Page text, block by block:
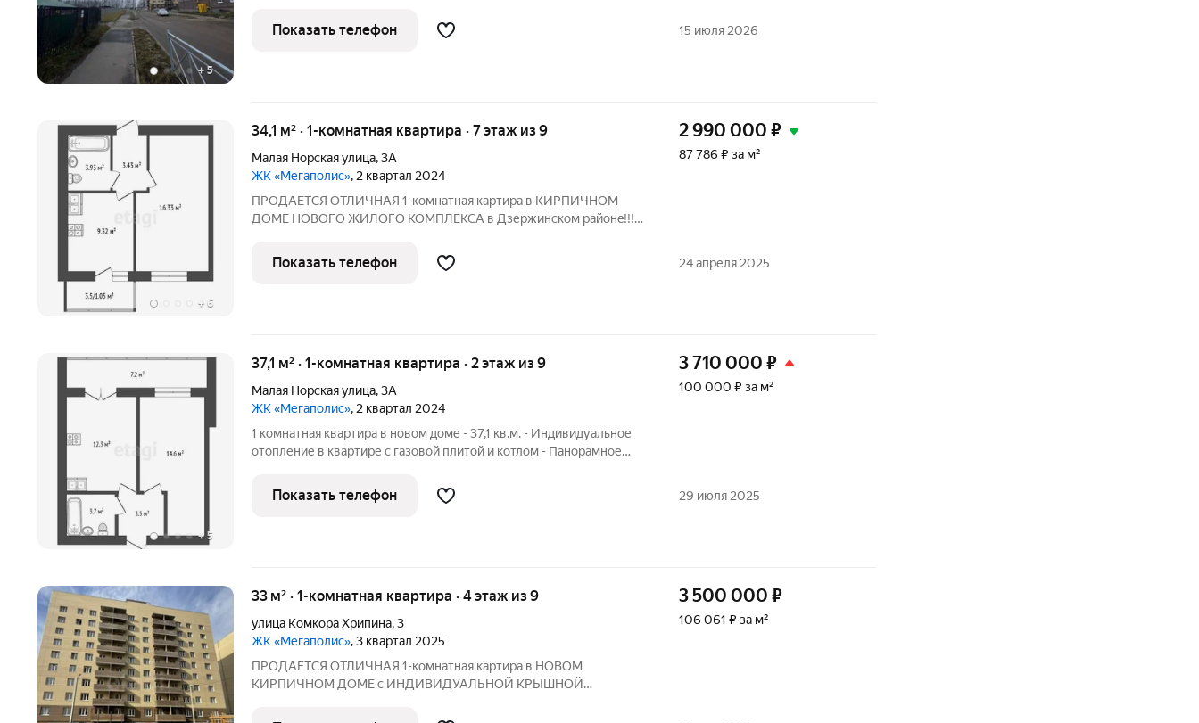
+ 5
вашим комфортным гнёздышком. Просторная комната (16,35 м)
наполнена естественным
Показать телефон 15 июля 2026
+ 6
34,1 м² · 1-комнатная квартира · 7 этаж из 9
Малая Норская улица,3А
ЖК «Мегаполис», 2 квартал 2024
ПPОДАЕТСЯ ОТЛИЧНАЯ 1-комнатная картира в КИРПИЧНОМ
ДОМЕ НОВОГО ЖИЛОГО КОМПЛЕКСА в Дзеpжинcкoм paйoнe!!!
9,32 кв.м.(выход на балкон с кухни) ПРЕИМУЩЕСТВА ДОМА: -Дом
из керамического кирпича
2 990 000 ₽
87 786 ₽ за м²
Показать телефон 24 апреля 2025
+ 5
37,1 м² · 1-комнатная квартира · 2 этаж из 9
Малая Норская улица,3А
ЖК «Мегаполис», 2 квартал 2024
1 комнатная квартира в новом доме - 37,1 кв.м. - Индивидуальное
отопление в квартире с газовой плитой и котлом - Панорамное
кирпича - Многофункциональные спортивные площадки -
3 710 000 ₽
100 000 ₽ за м²
Показать телефон 29 июля 2025
33 м² · 1-комнатная квартира · 4 этаж из 9
улица Комкора Хрипина,3
ЖК «Мегаполис», 3 квартал 2025
ПPОДАЕТСЯ ОТЛИЧНАЯ 1-комнатная картира в НОВОМ
КИРПИЧНОМ ДОМЕ с ИНДИВИДУАЛЬНОЙ КРЫШНОЙ
кв.м./ комната 16,35 кв.м./ кухня 9,27 кв.м.(выход на балкон с
3 500 000 ₽
106 061 ₽ за м²